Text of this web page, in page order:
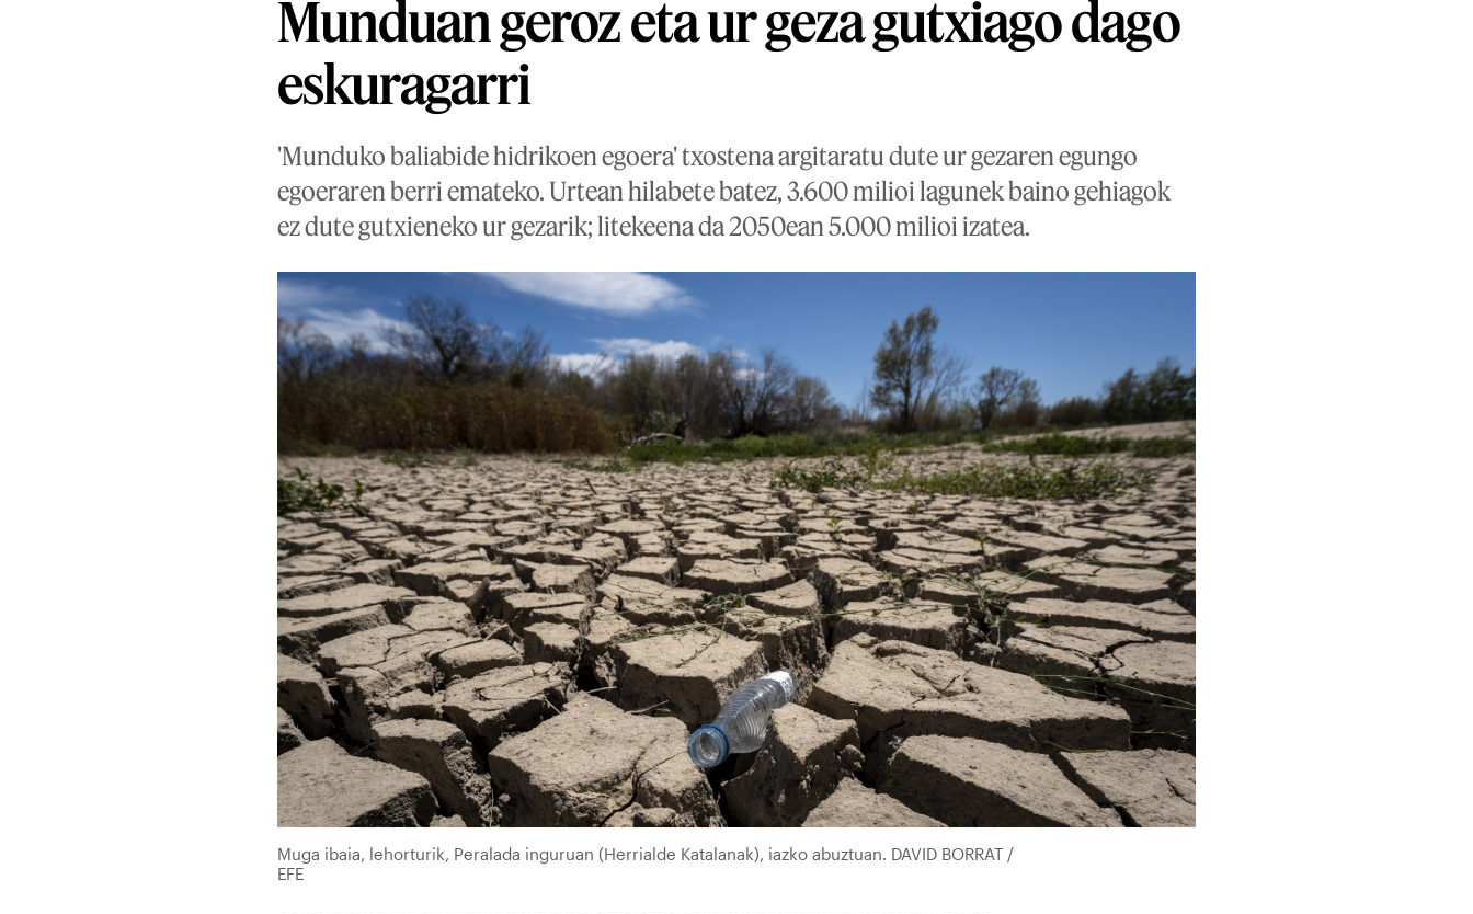
Munduan geroz eta ur geza gutxiago dago
eskuragarri
'Munduko baliabide hidrikoen egoera' txostena argitaratu dute ur gezaren egungo
egoeraren berri emateko. Urtean hilabete batez, 3.600 milioi lagunek baino gehiagok
ez dute gutxieneko ur gezarik; litekeena da 2050ean 5.000 milioi izatea.
Muga ibaia, lehorturik, Peralada inguruan (Herrialde Katalanak), iazko abuztuan. DAVID BORRAT /
EFE